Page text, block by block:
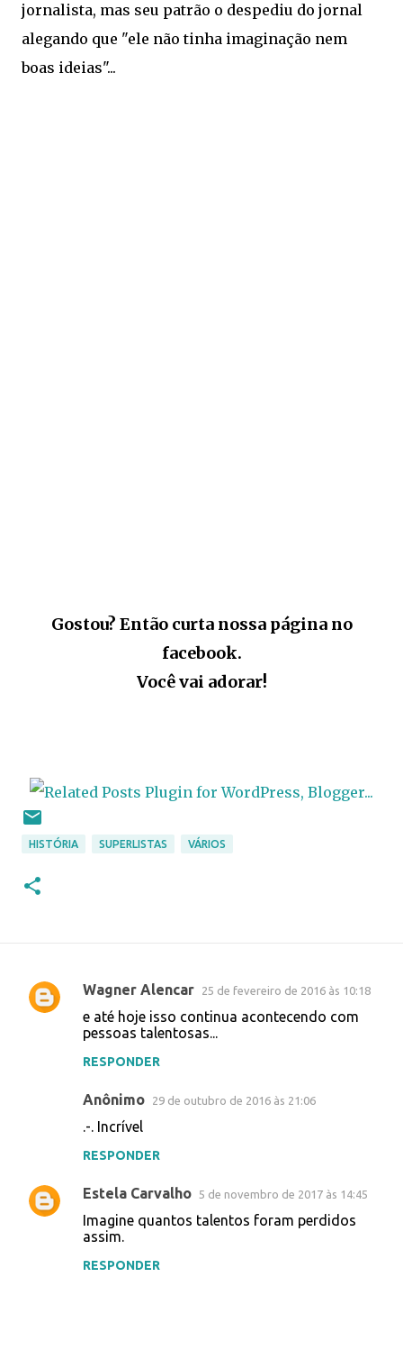
jornalista, mas seu patrão o despediu do jornal
alegando que "ele não tinha imaginação nem
boas ideias"...
Gostou? Então curta nossa página no
facebook.
Você vai adorar!
HISTÓRIA SUPERLISTAS VÁRIOS
C
i
Wagner Alencar 25 de fevereiro de 2016 às 10:18
e até hoje isso continua acontecendo com
pessoas talentosas...
RESPONDER
Anônimo 29 de outubro de 2016 às 21:06
.-. Incrível
RESPONDER
Estela Carvalho 5 de novembro de 2017 às 14:45
Imagine quantos talentos foram perdidos
assim.
RESPONDER